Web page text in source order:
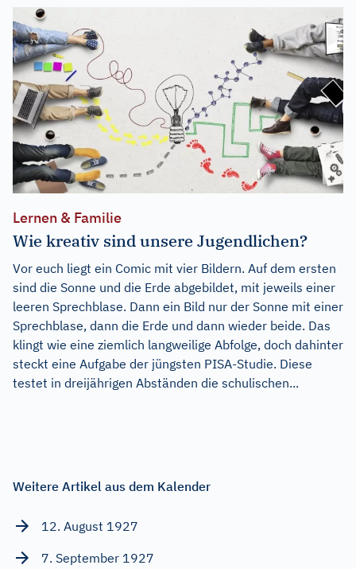
Lernen & Familie
Wie kreativ sind unsere Jugendlichen?
Vor euch liegt ein Comic mit vier Bildern. Auf dem ersten
sind die Sonne und die Erde abgebildet, mit jeweils einer
leeren Sprechblase. Dann ein Bild nur der Sonne mit einer
Sprechblase, dann die Erde und dann wieder beide. Das
klingt wie eine ziemlich langweilige Abfolge, doch dahinter
steckt eine Aufgabe der jüngsten PISA-Studie. Diese
testet in dreijährigen Abständen die schulischen...
Weitere Artikel aus dem Kalender
12. August 1927
7. September 1927